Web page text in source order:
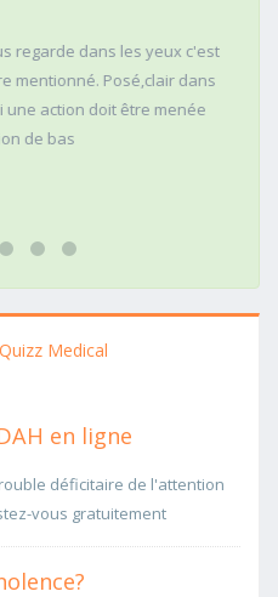
regarde dans les yeux c'est
mentionné. Posé,clair dans
action doit être menée
de bas
Medical
en ligne
déficitaire de l'attention
vous gratuitement